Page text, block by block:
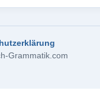
Grammatik.com